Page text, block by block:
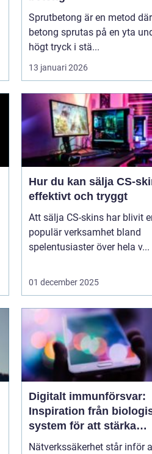
Sprutbetong är en metod där
betong sprutas på en yta
högt tryck i stä...
13 januari 2026
Hur du kan sälja CS-
effektivt och tryggt
Att sälja CS-skins har blivit
populär verksamhet bland
spelentusiaster över hela v...
01 december 2025
Digitalt immunförsvar:
Inspiration från
system för att stärka
nätverkssäkerhet
Nätverkssäkerhet står inför